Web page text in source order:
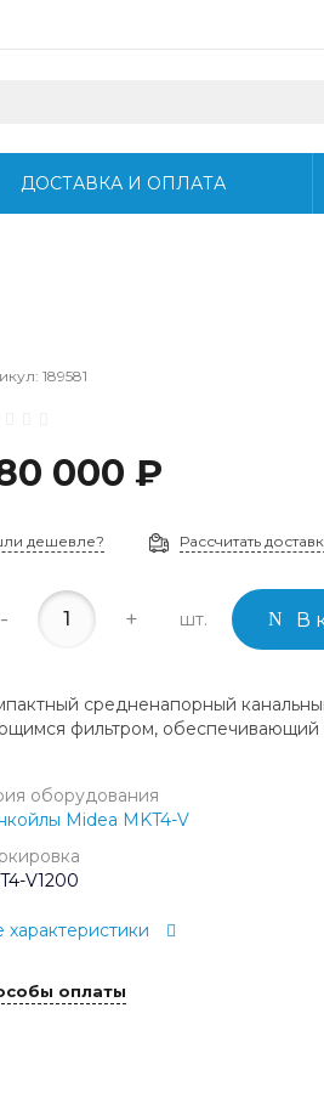
ДОСТАВКА И ОПЛАТА
189581
000 ₽
дешевле? Рассчитать
- + шт. В
средненапорный
фильтром, обеспечивающий
оборудования
Midea MKT4-V
V1200
характеристики
оплаты